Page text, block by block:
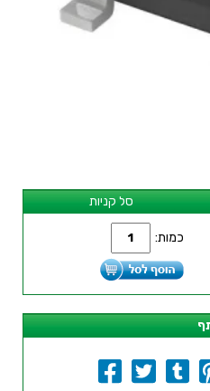
סל קניות
כמות: